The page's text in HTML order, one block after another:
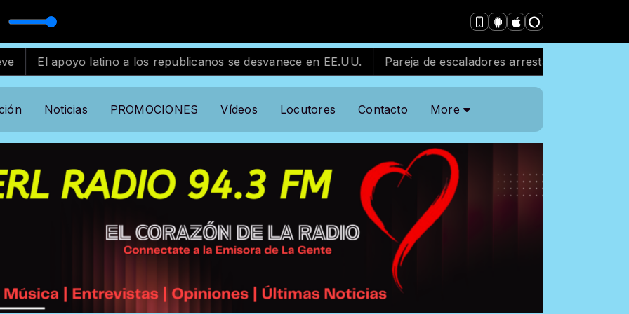
latino a los republicanos se desvanece en EE.UU. Pareja de escaladores arrestada tras escalar antena
Noticias PROMOCIONES Vídeos Locutores Contacto More